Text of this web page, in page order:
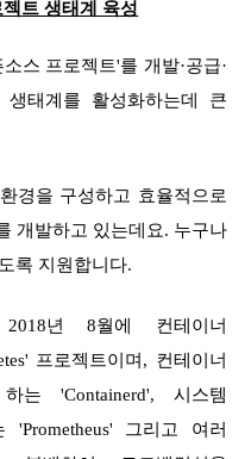
트 생태계 육성
스 프로젝트'를 개발·공급·
생태계를 활성화하는데 큰
경을 구성하고 효율적으로
개발하고 있는데요. 누구나
록 지원합니다.
년 8월에 컨테이너
프로젝트이며, 컨테이너
는 'Containerd', 시스템
그리고 여러